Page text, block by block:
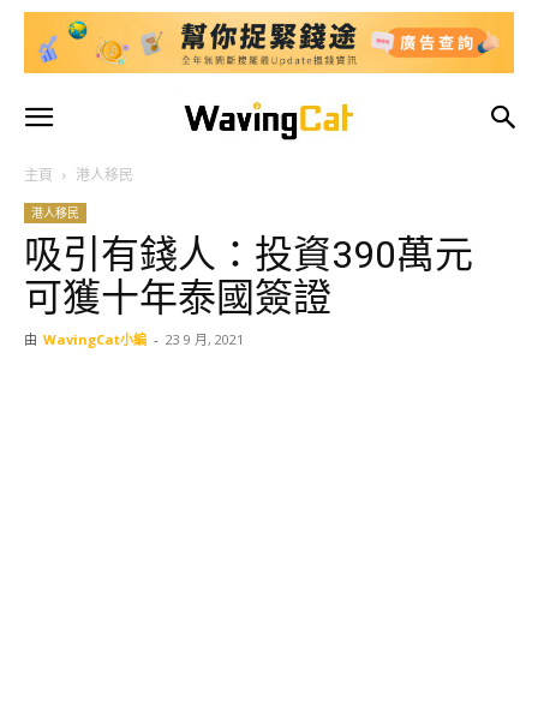
主頁 港人移民
港人移民
吸引有錢人：投資390萬元
可獲十年泰國簽證
由 WavingCat小編 - 23 9 月, 2021